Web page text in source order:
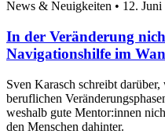
News & Neuigkeiten • 12. Juni
In der Veränderung
Navigationshilfe im
Sven Karasch schreibt
beruflichen
weshalb gute Mentor:innen
den Menschen dahinter.